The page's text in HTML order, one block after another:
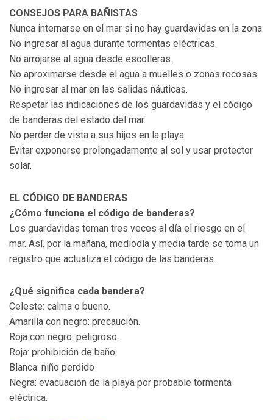
CONSEJOS PARA BAÑISTAS
Nunca internarse en el mar si no hay guardavidas en la zona.
No ingresar al agua durante tormentas eléctricas.
No arrojarse al agua desde escolleras.
No aproximarse desde el agua a muelles o zonas rocosas.
No ingresar al mar en las salidas náuticas.
Respetar las indicaciones de los guardavidas y el código
de banderas del estado del mar.
No perder de vista a sus hijos en la playa.
Evitar exponerse prolongadamente al sol y usar protector
solar.
EL CÓDIGO DE BANDERAS
¿Cómo funciona el código de banderas?
Los guardavidas toman tres veces al día el riesgo en el
mar. Así, por la mañana, mediodía y media tarde se toma un
registro que actualiza el código de las banderas.
¿Qué significa cada bandera?
Celeste: calma o bueno.
Amarilla con negro: precaución.
Roja con negro: peligroso.
Roja: prohibición de baño.
Blanca: niño perdido
Negra: evacuación de la playa por probable tormenta
eléctrica.